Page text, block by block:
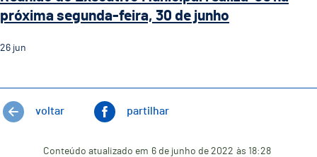
próxima segunda-feira, 30 de junho
26 jun
voltar partilhar
Conteúdo atualizado em 6 de junho de 2022 às 18:28